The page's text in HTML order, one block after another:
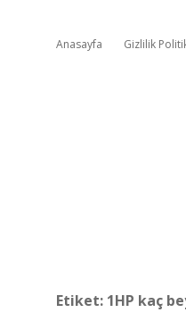
Anasayfa Gizlilik
Etiket: 1HP kaç